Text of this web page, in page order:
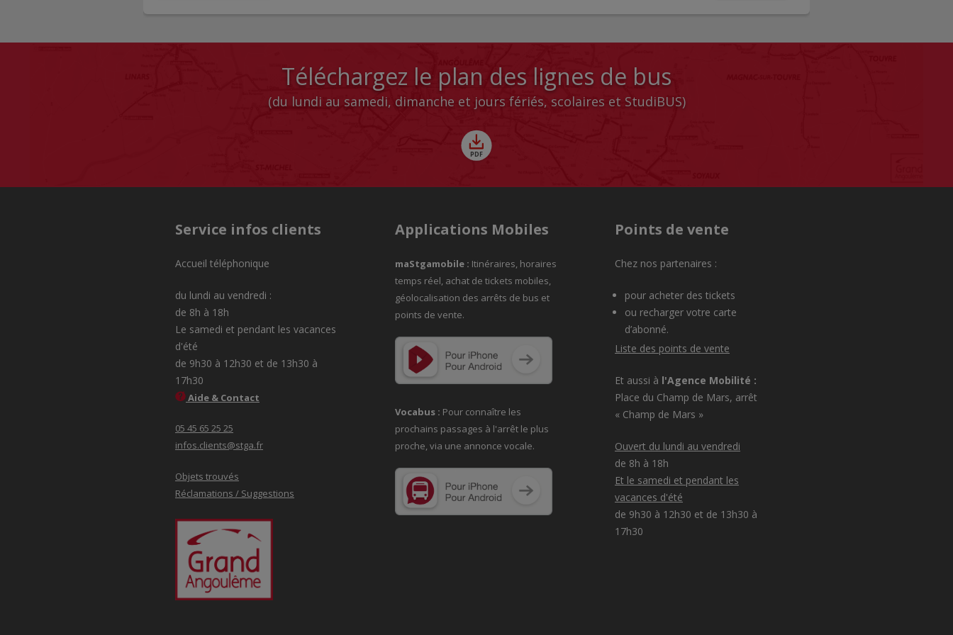
Téléchargez le plan des lignes de bus
(du lundi au samedi, dimanche et jours fériés, scolaires et StudiBUS)
Service infos clients
Accueil téléphonique
du lundi au vendredi :
de 8h à 18h
Le samedi et pendant les vacances
d'été
de 9h30 à 12h30 et de 13h30 à
17h30
Aide & Contact
05 45 65 25 25
infos.clients@stga.fr
Objets trouvés
Réclamations / Suggestions
Applications Mobiles
maStgamobile : Itinéraires, horaires
temps réel, achat de tickets mobiles,
géolocalisation des arrêts de bus et
points de vente.
Vocabus : Pour connaître les
prochains passages à l'arrêt le plus
proche, via une annonce vocale.
Points de vente
Chez nos partenaires :
pour acheter des tickets
ou recharger votre carte
d’abonné.
Liste des points de vente
Et aussi à l'Agence Mobilité :
Place du Champ de Mars, arrêt
« Champ de Mars »
Ouvert du lundi au vendredi
de 8h à 18h
Et le samedi et pendant les
vacances d'été
de 9h30 à 12h30 et de 13h30 à
17h30